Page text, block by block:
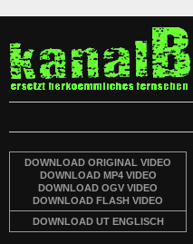
DOWNLOAD ORIGINAL VIDEO
DOWNLOAD MP4 VIDEO
DOWNLOAD OGV VIDEO
DOWNLOAD FLASH VIDEO
DOWNLOAD UT ENGLISCH